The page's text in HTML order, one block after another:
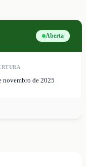
Aberta
novembro de 2025